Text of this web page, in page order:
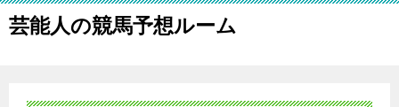
芸能人の競馬予想ルーム